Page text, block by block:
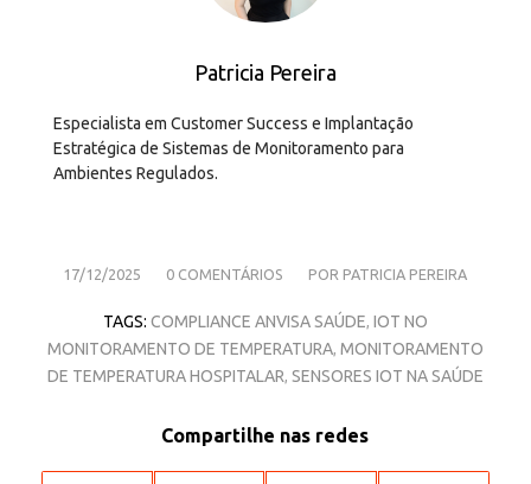
Patricia Pereira
Especialista em Customer Success e Implantação
Estratégica de Sistemas de Monitoramento para
Ambientes Regulados.
17/12/2025
/ 0 COMENTÁRIOS
/ POR PATRICIA PEREIRA
TAGS: COMPLIANCE ANVISA SAÚDE, IOT NO
MONITORAMENTO DE TEMPERATURA, MONITORAMENTO
DE TEMPERATURA HOSPITALAR, SENSORES IOT NA SAÚDE
Compartilhe nas redes